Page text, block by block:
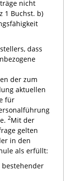
nicht
1 Buchst. b)
dass
der zum
aktuellen
für
2Mit der
gelten
in den
als erfüllt:
bestehender